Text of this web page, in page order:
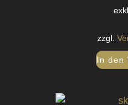
zzgl.
In den